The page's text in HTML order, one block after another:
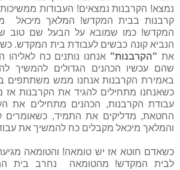
נמצא! הקרבנות נמצאים! העבודות
קרבנות בבית המקדש! המלאך מיכאל
המקדש! כמו שמובא על הבעל שם טוב
הנביא קונה כבשים לעבודת בית המקדש.
את "הקרבנות" אנחנו נותנים כח לאליהו
שהם עכשיו הכהנים הגדולים להמשיך
באמירת הקרבנות אנחנו ממש משתתפים
כשאנחנו מתחילים להגיד את הקרבנות אז
עבודת הקרבנות, הכהנים מתחילים את
החטאת, מדליקים את התמיד, כשאומרים
והמלאך מיכאל מקבלים כח להמשיך את
כשאדם חוטא אז יש טומאה! והטומאה
לבית המקדש! מהטומאה נחרב בית